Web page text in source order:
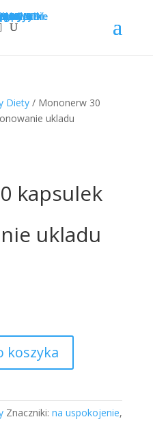
wysyłki
data
pytanie
Diety/ Mononerw 30
ukladu
kapsulek
ukladu
koszyka
Znaczniki: na uspokojenie,